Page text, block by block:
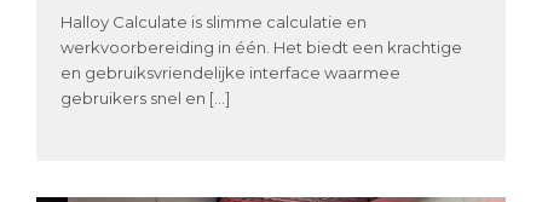
Halloy Calculate is slimme calculatie en
werkvoorbereiding in één. Het biedt een krachtige
en gebruiksvriendelijke interface waarmee
gebruikers snel en […]